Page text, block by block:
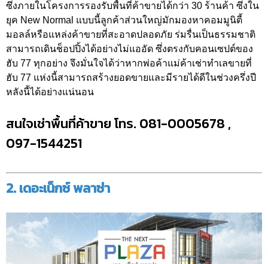
ซึ่งภายในโครงการรองรับพื้นที่ค้าขายได้กว่า 30 ร้านค้า ซึ่งใน
ยุค New Normal แบบนี้ลูกค้าส่วนใหญ่มักมองหาคอมมูนิตี้
มอลล์หรือแหล่งค้าขายที่สะอาดปลอดภัย ร่มรื่นเป็นธรรมชาติ
สามารถเดินช็อปปิ้งได้อย่างไม่แออัด ซึ่งตรงกับคอนเซปต์ของ
ฮับ 77 ทุกอย่าง จึงมั่นใจได้ว่าหากพ่อค้าแม่ค้าเช่าทำเลขายที่
ฮับ 77 แห่งนี้สามารถสร้างยอดขายและมีรายได้ดีในช่วงครึ่งปี
หลังนี้ได้อย่างแน่นอน
สนใจเช่าพื้นที่ค้าขาย โทร. 081-0005678 ,
097-1544251
2. เดอะเน็กซ์ พลาซ่า